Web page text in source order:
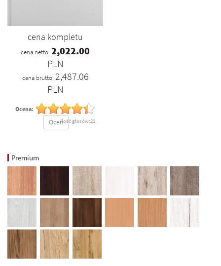
cena kompletu
cena netto: 2,022.00
PLN
cena brutto: 2,487.06
PLN
Ocena:
Ilość głosów:21
Oceń
Premium